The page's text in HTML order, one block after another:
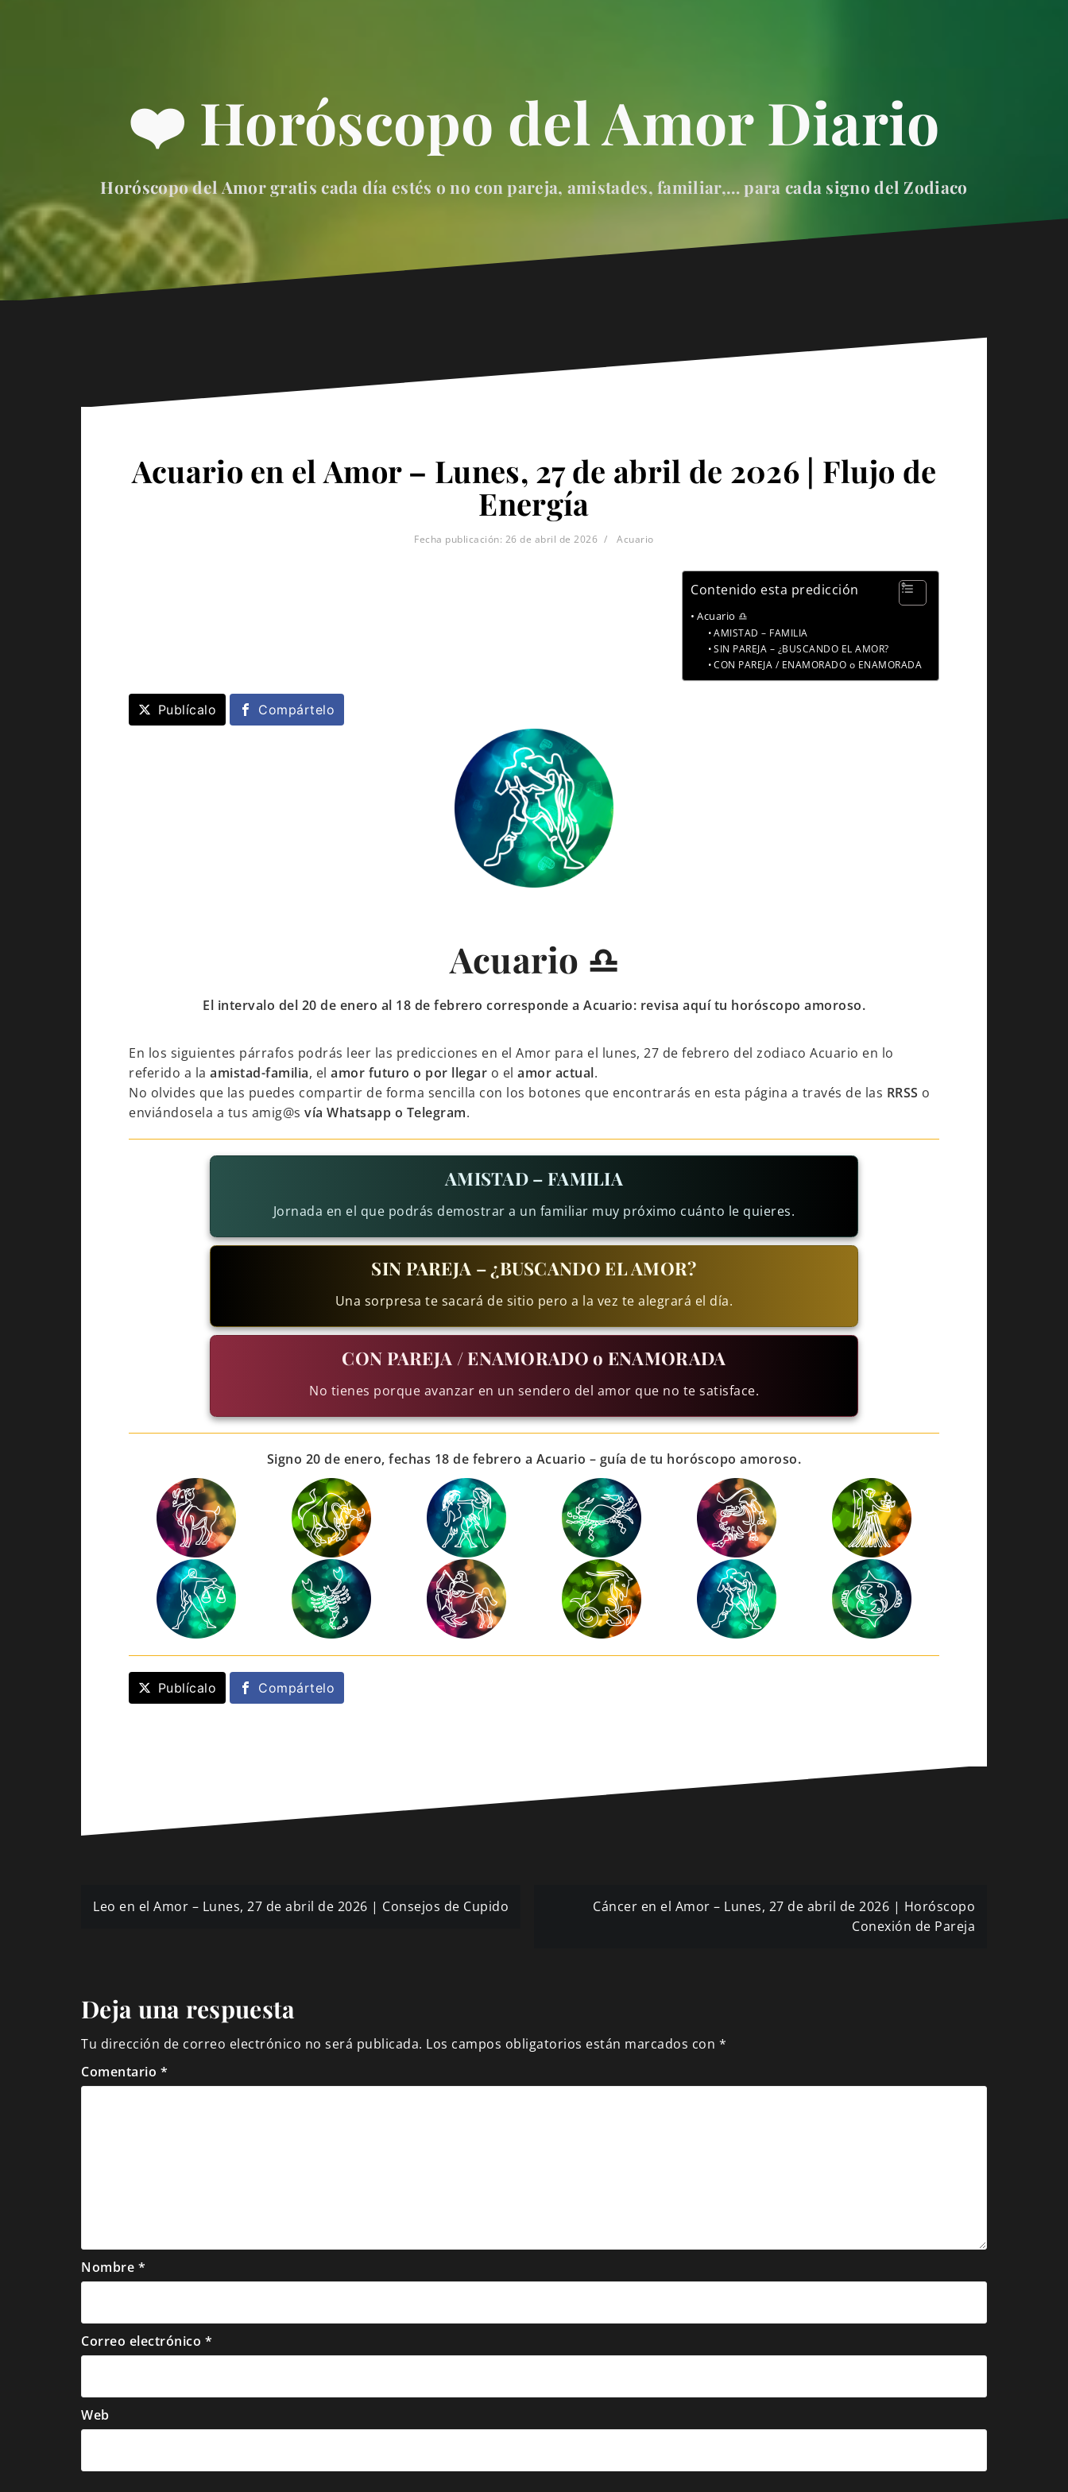
❤️ Horóscopo del Amor Diario
Horóscopo del Amor gratis cada día estés o no con pareja, amistades, familiar,… para cada signo del Zodiaco
Acuario en el Amor – Lunes, 27 de abril de 2026 | Flujo de
Energía
Fecha publicación: 26 de abril de 2026 Acuario
Contenido esta predicción
Acuario ♎
AMISTAD – FAMILIA
SIN PAREJA – ¿BUSCANDO EL AMOR?
CON PAREJA / ENAMORADO o ENAMORADA
Publícalo Compártelo
Acuario ♎
El intervalo del 20 de enero al 18 de febrero corresponde a Acuario: revisa aquí tu horóscopo amoroso.
En los siguientes párrafos podrás leer las predicciones en el Amor para el lunes, 27 de febrero del zodiaco Acuario en lo
referido a la amistad-familia, el amor futuro o por llegar o el amor actual.
No olvides que las puedes compartir de forma sencilla con los botones que encontrarás en esta página a través de las RRSS o
enviándosela a tus amig@s vía Whatsapp o Telegram.
AMISTAD – FAMILIA
Jornada en el que podrás demostrar a un familiar muy próximo cuánto le quieres.
SIN PAREJA – ¿BUSCANDO EL AMOR?
Una sorpresa te sacará de sitio pero a la vez te alegrará el día.
CON PAREJA / ENAMORADO o ENAMORADA
No tienes porque avanzar en un sendero del amor que no te satisface.
Signo 20 de enero, fechas 18 de febrero a Acuario – guía de tu horóscopo amoroso.
Publícalo Compártelo
Navegación
Leo en el Amor – Lunes, 27 de abril de 2026 | Consejos de Cupido
Cáncer en el Amor – Lunes, 27 de abril de 2026 | Horóscopo
Conexión de Pareja
Deja una respuesta
Tu dirección de correo electrónico no será publicada. Los campos obligatorios están marcados con *
Comentario *
Nombre *
Correo electrónico *
Web